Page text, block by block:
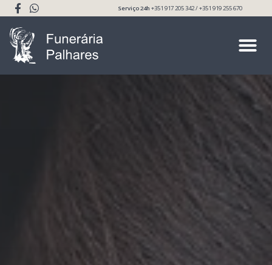
Serviço 24h+351 917 205 342 / +351 919 255 670